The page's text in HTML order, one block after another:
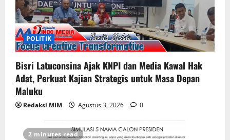
POLITIK
Bisri Latuconsina Ajak KNPI dan Media Kawal Hak
Adat, Perkuat Kajian Strategis untuk Masa Depan
Maluku
Redaksi MIM Agustus 3, 2026 0
2 minutes read